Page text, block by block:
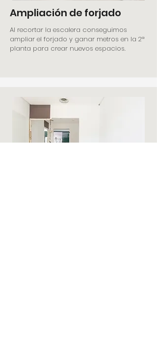
Ampliación de forjado
Al recortar la escalera conseguimos
ampliar el forjado y ganar metros en la 2ª
planta para crear nuevos espacios.